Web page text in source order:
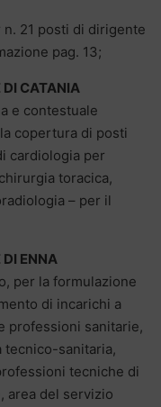
21 posti di dirigente
pag. 13;
CATANIA
e contestuale
copertura di posti
cardiologia per
toracica,
– per il
ENNA
per la formulazione
di incarichi a
professioni sanitarie,
tecnico-sanitaria,
tecniche di
area del servizio